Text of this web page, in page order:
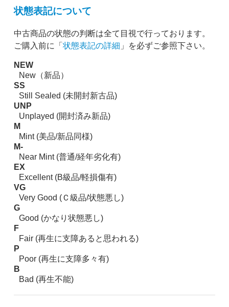
状態表記について
中古商品の状態の判断は全て目視で行っております。
ご購入前に「 状態表記の詳細 」を必ずご参照下さい。
NEW
New（新品）
SS
Still Sealed (未開封新古品)
UNP
Unplayed (開封済み新品)
M
Mint (美品/新品同様)
M-
Near Mint (普通/経年劣化有)
EX
Excellent (B級品/軽損傷有)
VG
Very Good (Ｃ級品/状態悪し)
G
Good (かなり状態悪し)
F
Fair (再生に支障あると思われる)
P
Poor (再生に支障多々有)
B
Bad (再生不能)